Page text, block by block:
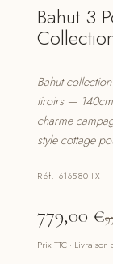
Bahut 3
Bahut
tiroirs —
charme
style cottage
Réf. 616580-IX
779,00 €
Prix TTC ·